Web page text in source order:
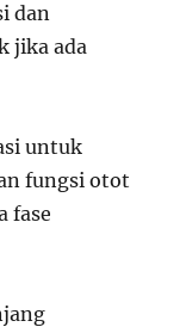
dan
jika ada
untuk
fungsi otot
fase